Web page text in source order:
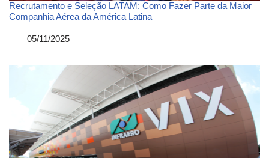
Recrutamento e Seleção LATAM: Como Fazer Parte da Maior
Companhia Aérea da América Latina
Data05/11/2025